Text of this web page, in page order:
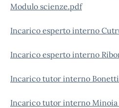
Modulo scienze.pdf
Incarico esperto interno
Incarico esperto interno
Incarico tutor interno
Incarico tutor interno Minoia